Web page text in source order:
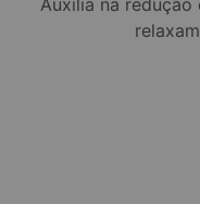
Auxilia na